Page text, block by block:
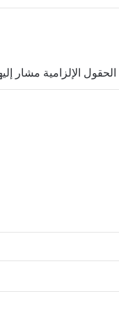
الحقول الإلزامية مشار